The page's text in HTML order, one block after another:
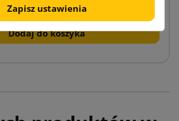
Dodaj do koszyka
Zapisz ustawienia